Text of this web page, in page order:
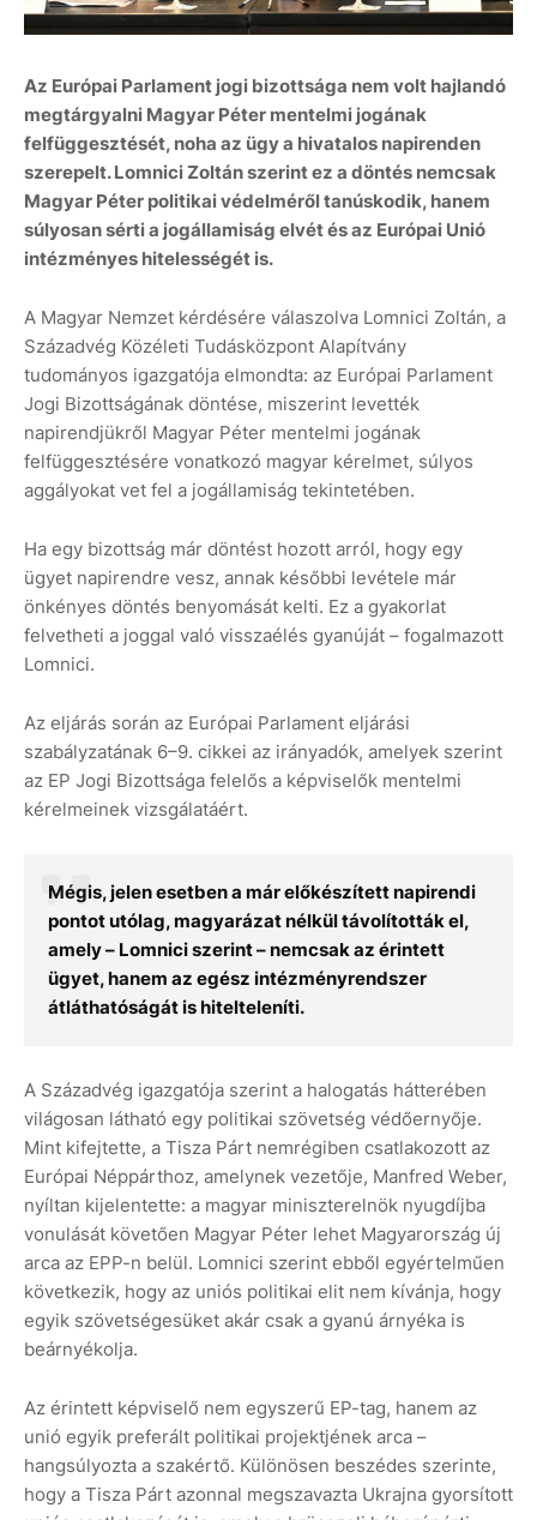
Az Európai Parlament jogi bizottsága nem volt hajlandó
megtárgyalni Magyar Péter mentelmi jogának
felfüggesztését, noha az ügy a hivatalos napirenden
szerepelt. Lomnici Zoltán szerint ez a döntés nemcsak
Magyar Péter politikai védelméről tanúskodik, hanem
súlyosan sérti a jogállamiság elvét és az Európai Unió
intézményes hitelességét is.
A Magyar Nemzet kérdésére válaszolva Lomnici Zoltán, a
Századvég Közéleti Tudásközpont Alapítvány
tudományos igazgatója elmondta: az Európai Parlament
Jogi Bizottságának döntése, miszerint levették
napirendjükről Magyar Péter mentelmi jogának
felfüggesztésére vonatkozó magyar kérelmet, súlyos
aggályokat vet fel a jogállamiság tekintetében.
Ha egy bizottság már döntést hozott arról, hogy egy
ügyet napirendre vesz, annak későbbi levétele már
önkényes döntés benyomását kelti. Ez a gyakorlat
felvetheti a joggal való visszaélés gyanúját – fogalmazott
Lomnici.
Az eljárás során az Európai Parlament eljárási
szabályzatának 6–9. cikkei az irányadók, amelyek szerint
az EP Jogi Bizottsága felelős a képviselők mentelmi
kérelmeinek vizsgálatáért.
Mégis, jelen esetben a már előkészített napirendi
pontot utólag, magyarázat nélkül távolították el,
amely – Lomnici szerint – nemcsak az érintett
ügyet, hanem az egész intézményrendszer
átláthatóságát is hitelteleníti.
A Századvég igazgatója szerint a halogatás hátterében
világosan látható egy politikai szövetség védőernyője.
Mint kifejtette, a Tisza Párt nemrégiben csatlakozott az
Európai Néppárthoz, amelynek vezetője, Manfred Weber,
nyíltan kijelentette: a magyar miniszterelnök nyugdíjba
vonulását követően Magyar Péter lehet Magyarország új
arca az EPP-n belül. Lomnici szerint ebből egyértelműen
következik, hogy az uniós politikai elit nem kívánja, hogy
egyik szövetségesüket akár csak a gyanú árnyéka is
beárnyékolja.
Az érintett képviselő nem egyszerű EP-tag, hanem az
unió egyik preferált politikai projektjének arca –
hangsúlyozta a szakértő. Különösen beszédes szerinte,
hogy a Tisza Párt azonnal megszavazta Ukrajna gyorsított